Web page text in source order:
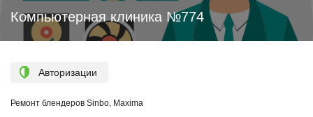
Компьютерная клиника №774
Авторизации
Ремонт блендеров Sinbo, Maxima